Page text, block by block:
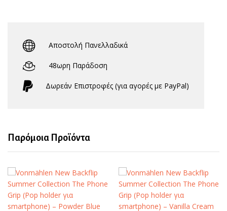
Αποστολή Πανελλαδικά
48ωρη Παράδοση
Δωρεάν Eπιστροφές (για αγορές με PayPal)
Παρόμοια Προϊόντα